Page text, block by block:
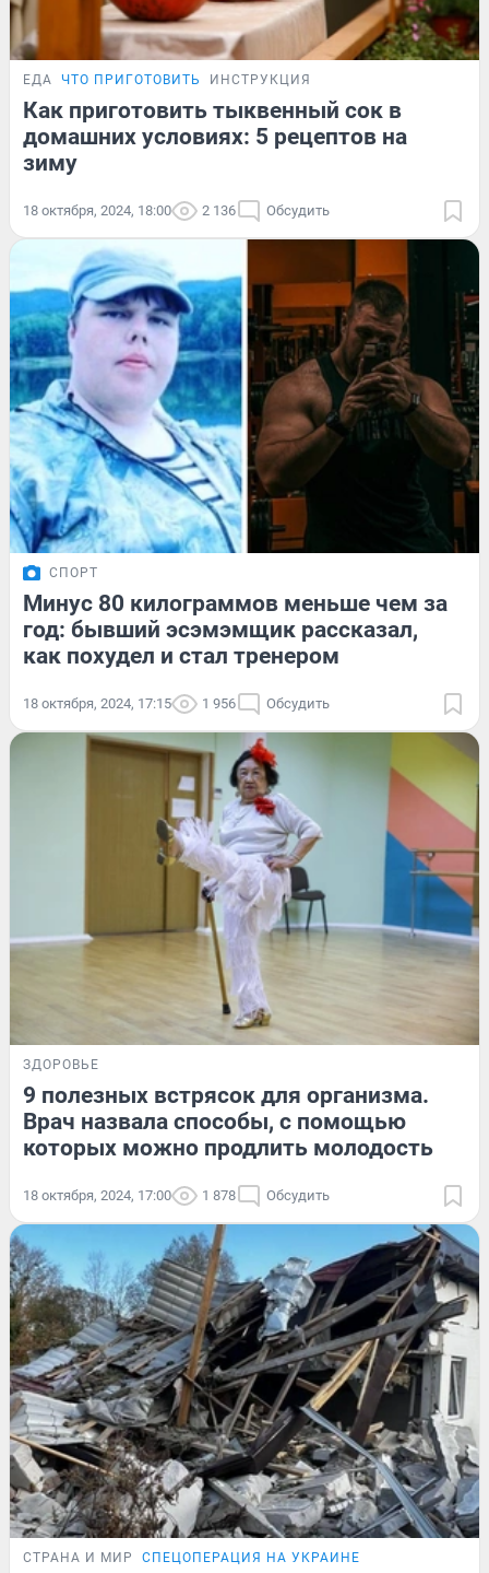
ЕДА ЧТО ПРИГОТОВИТЬ ИНСТРУКЦИЯ
Как приготовить тыквенный сок в
домашних условиях: 5 рецептов на
зиму
18 октября, 2024, 18:00 2 136 Обсудить
СПОРТ
Минус 80 килограммов меньше чем за
год: бывший эсэмэмщик рассказал,
как похудел и стал тренером
18 октября, 2024, 17:15 1 956 Обсудить
ЗДОРОВЬЕ
9 полезных встрясок для организма.
Врач назвала способы, с помощью
которых можно продлить молодость
18 октября, 2024, 17:00 1 878 Обсудить
СТРАНА И МИР СПЕЦОПЕРАЦИЯ НА УКРАИНЕ